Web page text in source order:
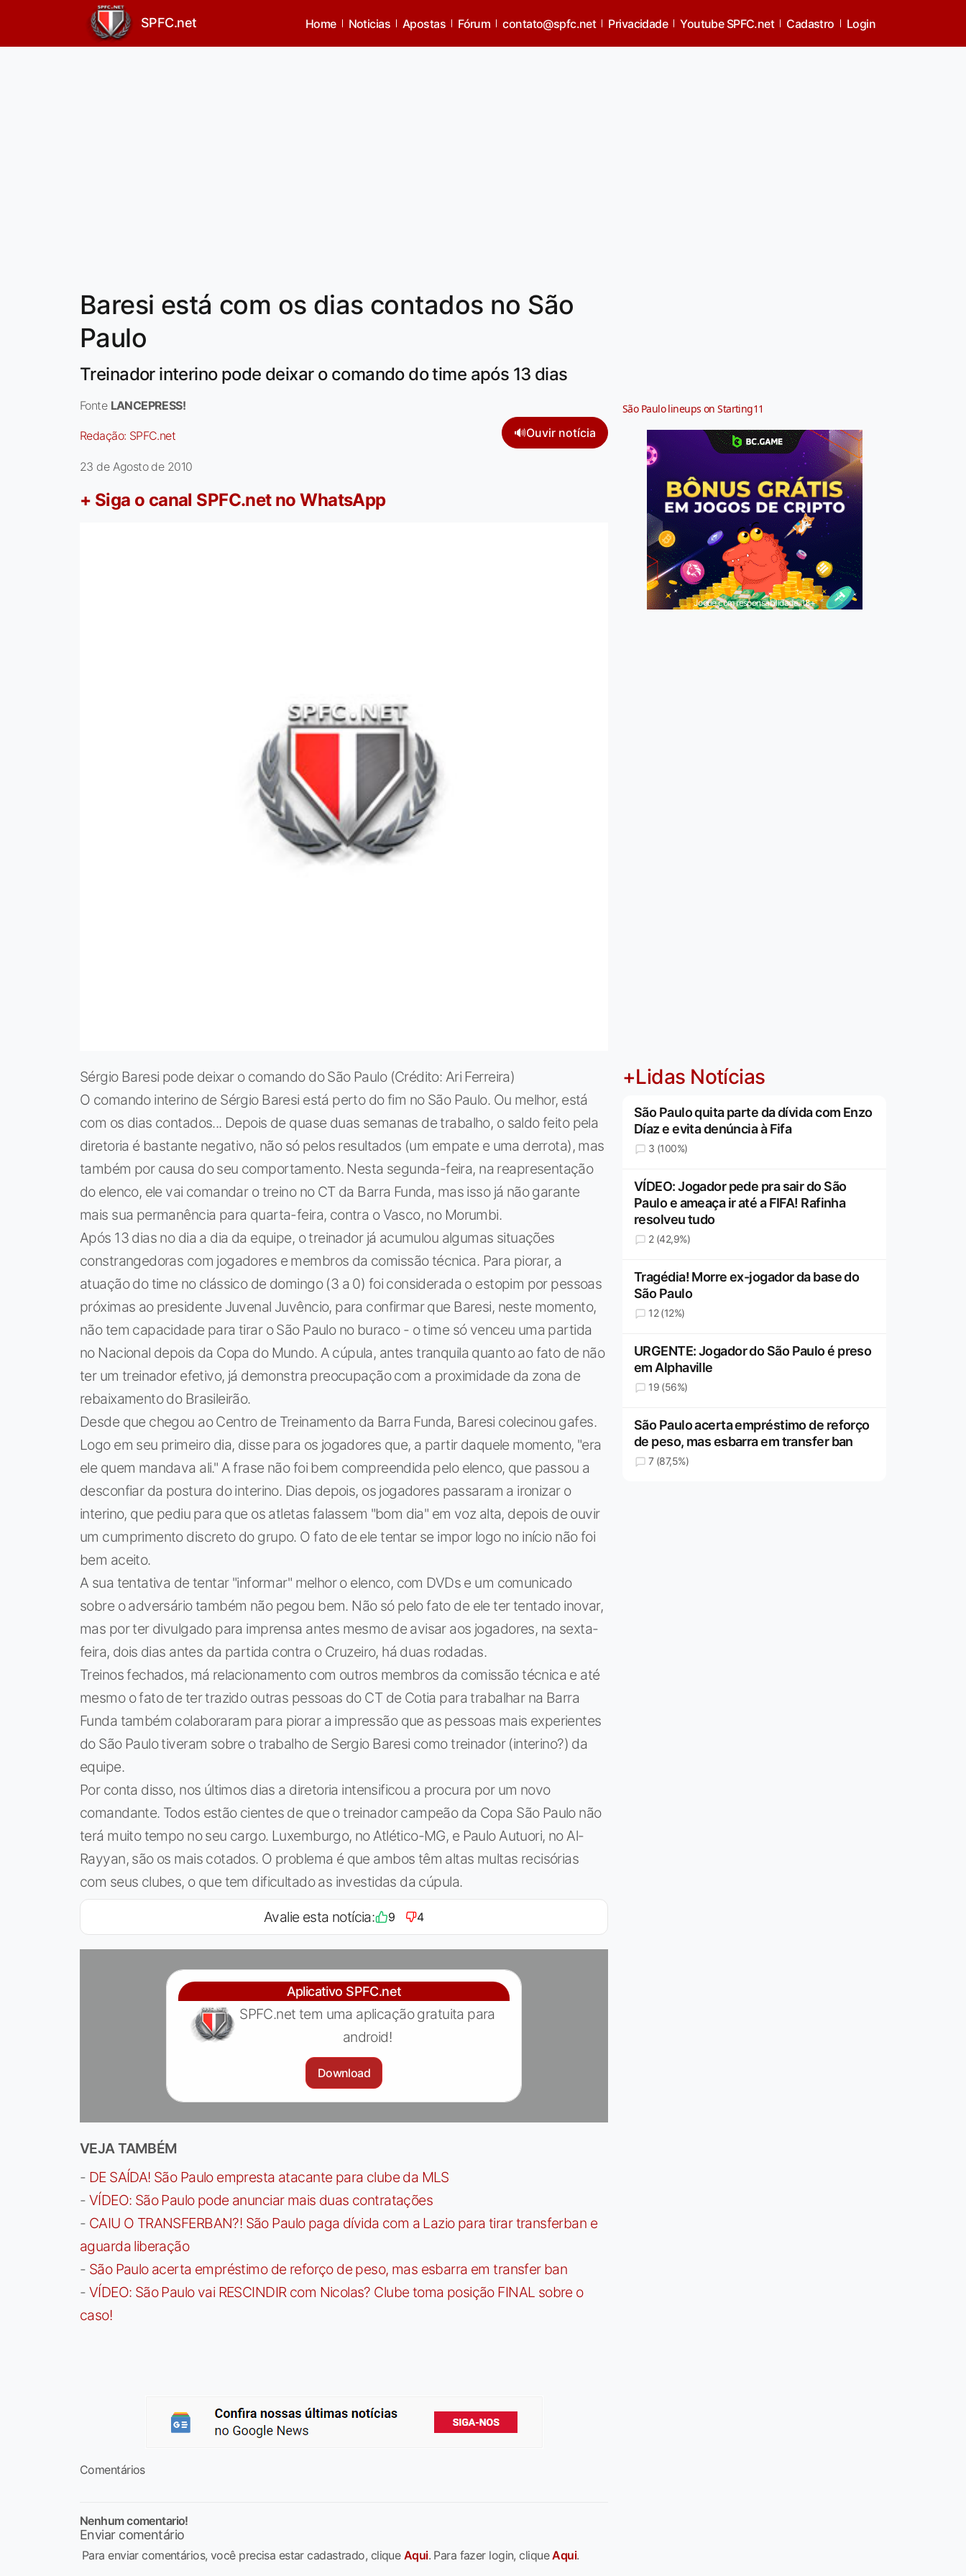
SPFC.net Home Noticias Apostas Fórum contato@spfc.net Privacidade Youtube SPFC.net Cadastro Login
Baresi está com os dias contados no São
Paulo
Treinador interino pode deixar o comando do time após 13 dias
Fonte LANCEPRESS!
Redação: SPFC.net 🔊Ouvir notícia
23 de Agosto de 2010
+ Siga o canal SPFC.net no WhatsApp
Sérgio Baresi pode deixar o comando do São Paulo (Crédito: Ari Ferreira)
O comando interino de Sérgio Baresi está perto do fim no São Paulo. Ou melhor, está
com os dias contados... Depois de quase duas semanas de trabalho, o saldo feito pela
diretoria é bastante negativo, não só pelos resultados (um empate e uma derrota), mas
também por causa do seu comportamento. Nesta segunda-feira, na reapresentação
do elenco, ele vai comandar o treino no CT da Barra Funda, mas isso já não garante
mais sua permanência para quarta-feira, contra o Vasco, no Morumbi.
Após 13 dias no dia a dia da equipe, o treinador já acumulou algumas situações
constrangedoras com jogadores e membros da comissão técnica. Para piorar, a
atuação do time no clássico de domingo (3 a 0) foi considerada o estopim por pessoas
próximas ao presidente Juvenal Juvêncio, para confirmar que Baresi, neste momento,
não tem capacidade para tirar o São Paulo no buraco - o time só venceu uma partida
no Nacional depois da Copa do Mundo. A cúpula, antes tranquila quanto ao fato de não
ter um treinador efetivo, já demonstra preocupação com a proximidade da zona de
rebaixamento do Brasileirão.
Desde que chegou ao Centro de Treinamento da Barra Funda, Baresi colecinou gafes.
Logo em seu primeiro dia, disse para os jogadores que, a partir daquele momento, "era
ele quem mandava ali." A frase não foi bem compreendida pelo elenco, que passou a
desconfiar da postura do interino. Dias depois, os jogadores passaram a ironizar o
interino, que pediu para que os atletas falassem "bom dia" em voz alta, depois de ouvir
um cumprimento discreto do grupo. O fato de ele tentar se impor logo no início não foi
bem aceito.
A sua tentativa de tentar "informar" melhor o elenco, com DVDs e um comunicado
sobre o adversário também não pegou bem. Não só pelo fato de ele ter tentado inovar,
mas por ter divulgado para imprensa antes mesmo de avisar aos jogadores, na sexta-
feira, dois dias antes da partida contra o Cruzeiro, há duas rodadas.
Treinos fechados, má relacionamento com outros membros da comissão técnica e até
mesmo o fato de ter trazido outras pessoas do CT de Cotia para trabalhar na Barra
Funda também colaboraram para piorar a impressão que as pessoas mais experientes
do São Paulo tiveram sobre o trabalho de Sergio Baresi como treinador (interino?) da
equipe.
Por conta disso, nos últimos dias a diretoria intensificou a procura por um novo
comandante. Todos estão cientes de que o treinador campeão da Copa São Paulo não
terá muito tempo no seu cargo. Luxemburgo, no Atlético-MG, e Paulo Autuori, no Al-
Rayyan, são os mais cotados. O problema é que ambos têm altas multas recisórias
com seus clubes, o que tem dificultado as investidas da cúpula.
Avalie esta notícia: 9 4
Aplicativo SPFC.net
SPFC.net tem uma aplicação gratuita para
android!
Download
VEJA TAMBÉM
- DE SAÍDA! São Paulo empresta atacante para clube da MLS
- VÍDEO: São Paulo pode anunciar mais duas contratações
- CAIU O TRANSFERBAN?! São Paulo paga dívida com a Lazio para tirar transferban e
aguarda liberação
- São Paulo acerta empréstimo de reforço de peso, mas esbarra em transfer ban
- VÍDEO: São Paulo vai RESCINDIR com Nicolas? Clube toma posição FINAL sobre o
caso!
Comentários
Nenhum comentario!
Enviar comentário
Para enviar comentários, você precisa estar cadastrado, clique Aqui. Para fazer login, cliqueAqui.
São Paulo lineups on Starting11
Jogue com responsabilidade. 18+
+Lidas Notícias
São Paulo quita parte da dívida com Enzo
Díaz e evita denúncia à Fifa
3 (100%)
VÍDEO: Jogador pede pra sair do São
Paulo e ameaça ir até a FIFA! Rafinha
resolveu tudo
2 (42,9%)
Tragédia! Morre ex-jogador da base do
São Paulo
12 (12%)
URGENTE: Jogador do São Paulo é preso
em Alphaville
19 (56%)
São Paulo acerta empréstimo de reforço
de peso, mas esbarra em transfer ban
7 (87,5%)